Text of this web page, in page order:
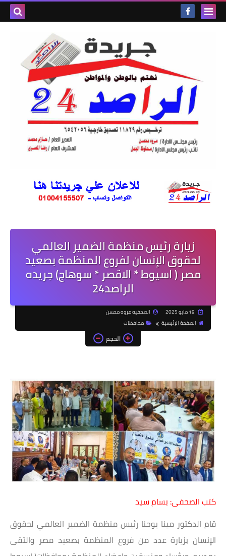
زيارة رئيس منظمة الضمير العالمي
لحقوق الإنسان لفروع المنظمة بصعيد
مصر ( اسيوط * الاقصر * سوهاج) جريده
الراصد24
الصحفيه مروه محسن
الصفحة الرئيسية
محافظات
الحجم
كتب الصحفى: بسام سيد
قام الدكتور مينا يوحنا رئيس منظمة الضمير العالمي لحقوق
الإنسان بزيارة عدد من فروع المنظمة بصعيد مصر والتقى